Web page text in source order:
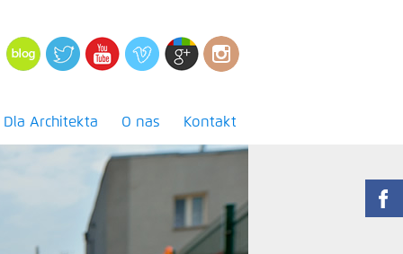
Dla Architekta O nas Kontakt